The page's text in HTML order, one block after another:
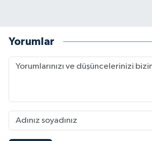
Yorumlar